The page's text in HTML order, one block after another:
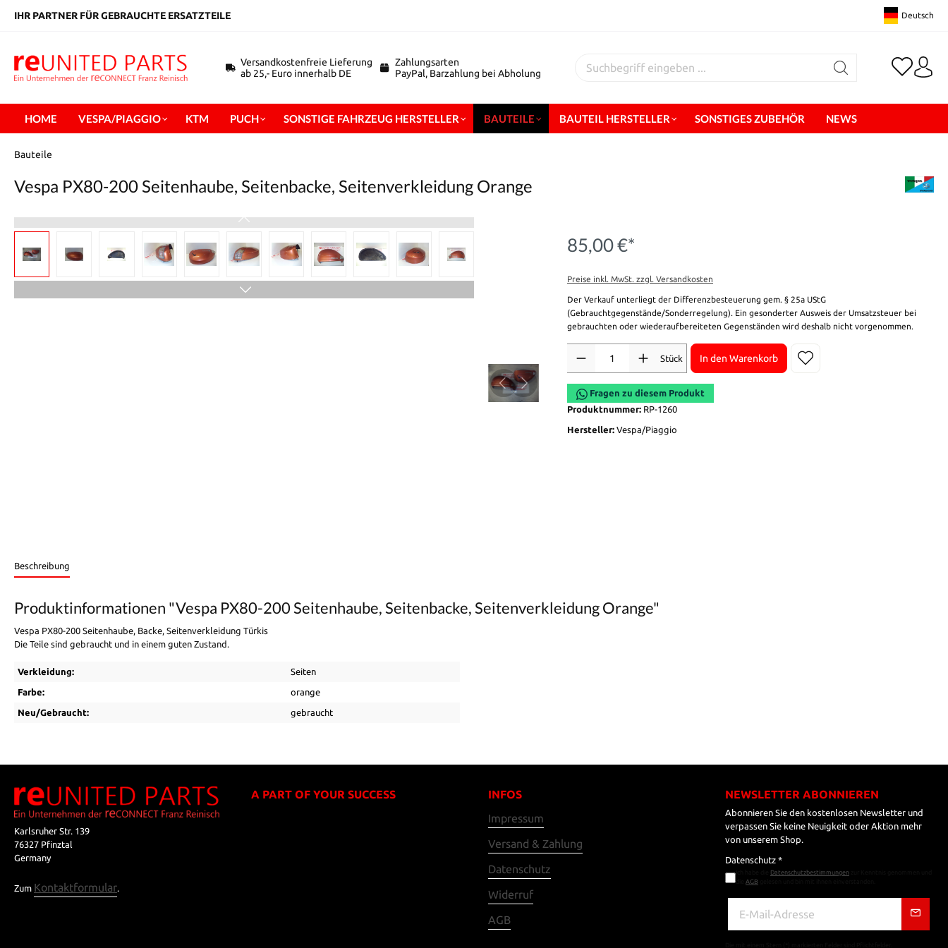
springen
IHR PARTNER FÜR GEBRAUCHTE ERSATZTEILE Deutsch
Versandkostenfreie Lieferung
ab 25,- Euro innerhalb DE
Zahlungsarten
PayPal, Barzahlung bei Abholung
HOME VESPA/PIAGGIO KTM PUCH SONSTIGE FAHRZEUG HERSTELLER BAUTEILE BAUTEIL HERSTELLER SONSTIGES ZUBEHÖR NEWS
Bauteile
Vespa PX80-200 Seitenhaube, Seitenbacke, Seitenverkleidung Orange
85,00 €*
Preise inkl. MwSt. zzgl. Versandkosten
Der Verkauf unterliegt der Differenzbesteuerung gem. § 25a UStG
(Gebrauchtgegenstände/Sonderregelung). Ein gesonderter Ausweis der Umsatzsteuer bei
gebrauchten oder wiederaufbereiteten Gegenständen wird deshalb nicht vorgenommen.
Stück
In den Warenkorb
Fragen zu diesem Produkt
Produktnummer: RP-1260
Hersteller: Vespa/Piaggio
Beschreibung
Produktinformationen "Vespa PX80-200 Seitenhaube, Seitenbacke, Seitenverkleidung Orange"
Vespa PX80-200 Seitenhaube, Backe, Seitenverkleidung Türkis
Die Teile sind gebraucht und in einem guten Zustand.
Verkleidung: Seiten
Farbe: orange
Neu/Gebraucht: gebraucht
Karlsruher Str. 139
76327 Pfinztal
Germany
Zum Kontaktformular
A PART OF YOUR SUCCESS
INFOS
Impressum
Versand & Zahlung
Datenschutz
Widerruf
AGB
NEWSLETTER ABONNIEREN
Abonnieren Sie den kostenlosen Newsletter und
verpassen Sie keine Neuigkeit oder Aktion mehr
von unserem Shop.
Datenschutz *
Datenschutzbestimmungen
AGB